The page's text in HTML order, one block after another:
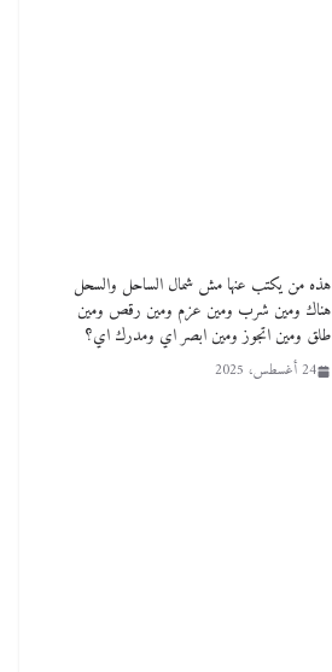
هذه من يكتب عنها مش شمال الساحل والسحل
هناك ومين شرب ومين عزم ومين رقص ومين
طلق ومين اتجوز ومين ابصر اي ومدرك اي؟
24 أغسطس، 2025